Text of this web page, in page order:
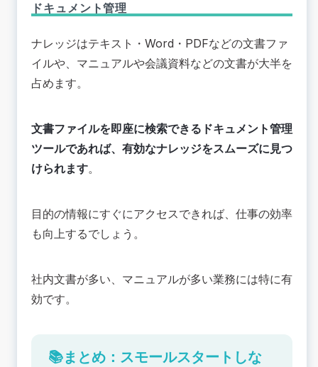
ドキュメント管理
ナレッジはテキスト・Word・PDFなどの文書ファ
イルや、マニュアルや会議資料などの文書が大半を
占めます。
文書ファイルを即座に検索できるドキュメント管理
ツールであれば、有効なナレッジをスムーズに見つ
けられます。
目的の情報にすぐにアクセスできれば、仕事の効率
も向上するでしょう。
社内文書が多い、マニュアルが多い業務には特に有
効です。
📚まとめ：スモールスタートしな